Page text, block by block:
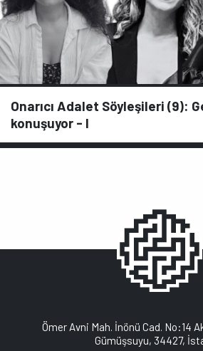
Onarıcı Adalet Söyleşileri (9):
konuşuyor - I
Ömer Avni Mah. İnönü Cad. No:14
Gümüşsuyu, 34427,